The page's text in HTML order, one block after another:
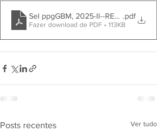
Sel ppgGBM, 2025-II--RESULTado
.pdf
Fazer download de PDF • 113KB
Posts recentes Ver tudo